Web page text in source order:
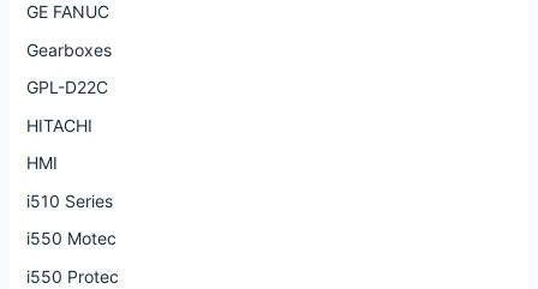
GE FANUC
Gearboxes
GPL-D22C
HITACHI
HMI
i510 Series
i550 Motec
i550 Protec